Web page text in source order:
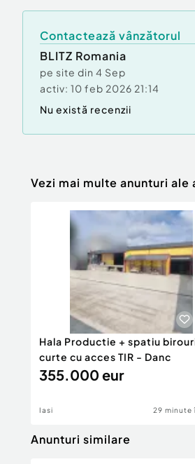
Contactează vânzătorul
BLITZ Romania
pe site din 4 Sep
activ: 10 feb 2026 21:14
Nu există recenzii
Vezi mai multe anunturi ale
Hala Productie + spatiu
curte cu acces TIR - Danc
355.000 eur
Iasi 29 minute
Anunturi similare